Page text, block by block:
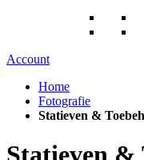
Account
Home
Fotografie
Statieven &